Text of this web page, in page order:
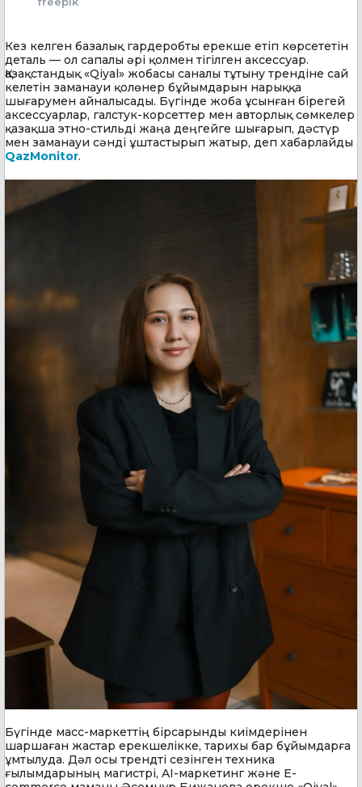
Кез келген базалық гардеробты ерекше етіп көрсететін
деталь — ол сапалы әрі қолмен тігілген аксессуар.
Қазақстандық «Qiyal» жобасы саналы тұтыну трендіне сай
келетін заманауи қолөнер бұйымдарын нарыққа
шығарумен айналысады. Бүгінде жоба ұсынған бірегей
аксессуарлар, галстук-корсеттер мен авторлық сөмкелер
қазақша этно-стильді жаңа деңгейге шығарып, дәстүр
мен заманауи сәнді ұштастырып жатыр, деп хабарлайды
QazMonitor.
Бүгінде масс-маркеттің бірсарынды киімдерінен
шаршаған жастар ерекшелікке, тарихы бар бұйымдарға
ұмтылуда. Дәл осы трендті сезінген техника
ғылымдарының магистрі, AI-маркетинг және E-